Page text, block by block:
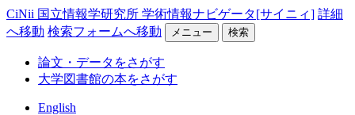
CiNii 国立情報学研究所 学術情報ナビゲータ[サイニィ] 詳細
へ移動 検索フォームへ移動 メニュー 検索
論文・データをさがす
大学図書館の本をさがす
English